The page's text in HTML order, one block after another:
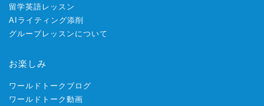
留学英語レッスン
AIライティング添削
グループレッスンについて
お楽しみ
ワールドトークブログ
ワールドトーク動画